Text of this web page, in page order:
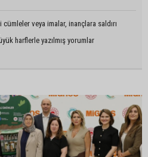
veya imalar, inançlara saldırı
harflerle yazılmış yorumlar